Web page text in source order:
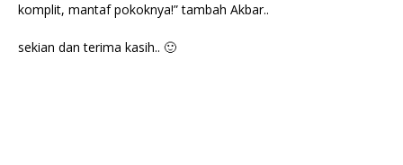
komplit, mantaf pokoknya!” tambah Akbar..
sekian dan terima kasih.. 🙂